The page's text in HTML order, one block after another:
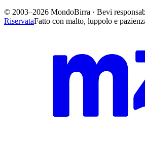
© 2003–2026 MondoBirra · Bevi
RiservataFatto con malto, luppolo e